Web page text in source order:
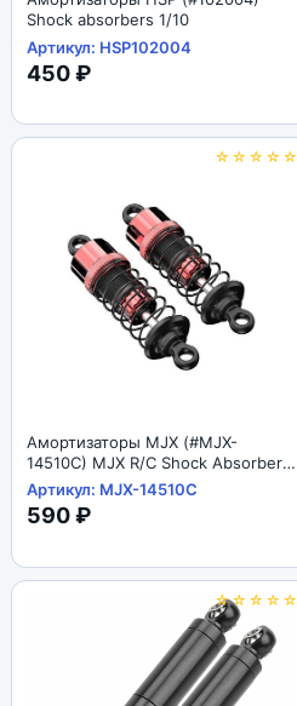
Shock absorbers 1/10
Артикул: HSP102004
450 ₽
☆☆☆☆☆
Амортизаторы MJX (#MJX-
14510C) MJX R/C Shock Absorbers
1/14
Артикул: MJX-14510C
590 ₽
☆☆☆☆☆